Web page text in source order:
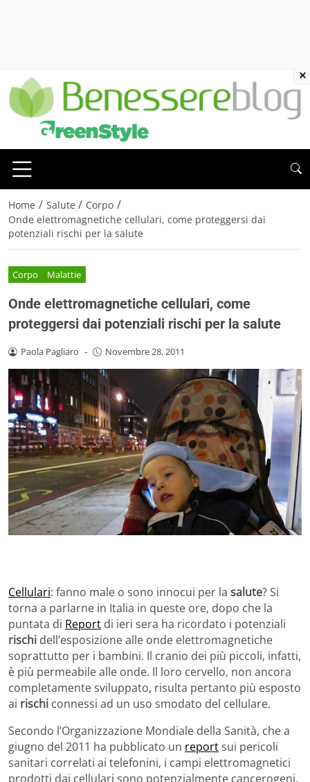
Home / Salute / Corpo /
Onde elettromagnetiche cellulari, come proteggersi dai
potenziali rischi per la salute
Corpo Malattie
Onde elettromagnetiche cellulari, come
proteggersi dai potenziali rischi per la salute
Paola Pagliaro - Novembre 28, 2011
Cellulari: fanno male o sono innocui per la salute? Si
torna a parlarne in Italia in queste ore, dopo che la
puntata di Report di ieri sera ha ricordato i potenziali
rischi dell’esposizione alle onde elettromagnetiche
soprattutto per i bambini. Il cranio dei più piccoli, infatti,
è più permeabile alle onde. Il loro cervello, non ancora
completamente sviluppato, risulta pertanto più esposto
ai rischi connessi ad un uso smodato del cellulare.
Secondo l’Organizzazione Mondiale della Sanità, che a
giugno del 2011 ha pubblicato un reportsui pericoli
sanitari correlati ai telefonini, i campi elettromagnetici
prodotti dai cellulari sono potenzialmente cancerogeni.
×